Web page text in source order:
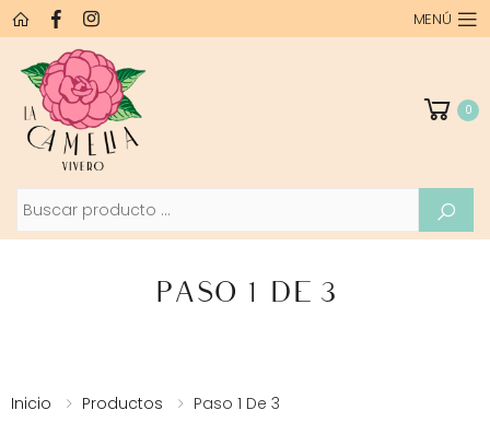
MENÚ
0
Buscar
PASO 1 DE 3
Inicio Productos Paso 1 De 3